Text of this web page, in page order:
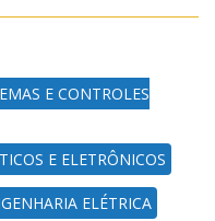
E CONTROLES
E ELETRÔNICOS
ELÉTRICA